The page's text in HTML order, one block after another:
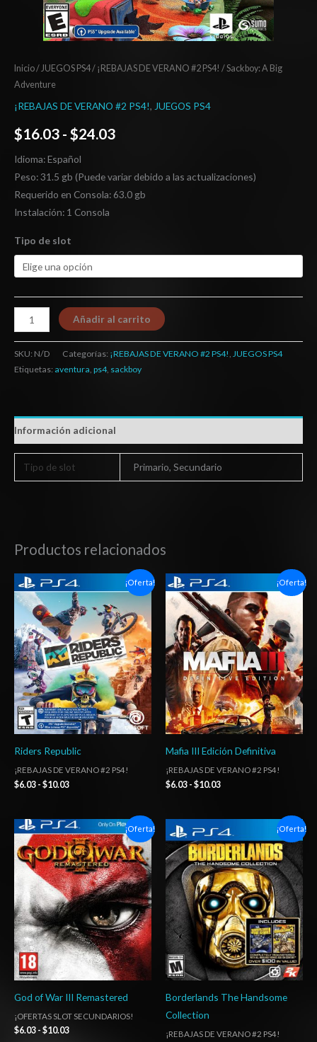
Inicio/ JUEGOS PS4/ ¡REBAJAS DE VERANO #2 PS4! / Sackboy: A Big
Adventure
¡REBAJAS DE VERANO #2 PS4!, JUEGOS PS4
$16.03 - $24.03
Idioma: Español
Peso: 31.5 gb (Puede variar debido a las actualizaciones)
Requerido en Consola: 63.0 gb
Instalación: 1 Consola
Tipo de slot
Añadir al carrito
SKU: N/D Categorías: ¡REBAJAS DE VERANO #2 PS4!, JUEGOS PS4
Etiquetas: aventura, ps4, sackboy
Información adicional
Tipo de slot Primario, Secundario
Productos relacionados
¡Oferta!
Riders Republic
¡REBAJAS DE VERANO #2 PS4!
$6.03 - $10.03
Rango
de
precios:
desde
$6.03
hasta
$10.03
¡Oferta!
Mafia III Edición Definitiva
¡REBAJAS DE VERANO #2 PS4!
$6.03 - $10.03
Rango
de
precios:
desde
$6.03
hasta
$10.03
¡Oferta!
God of War III Remastered
¡OFERTAS SLOT SECUNDARIOS!
$6.03 - $10.03
Rango
de
precios:
desde
$6.03
hasta
$10.03
¡Oferta!
Borderlands The Handsome
Collection
¡REBAJAS DE VERANO #2 PS4!
de
precios:
desde
$6.03
hasta
$10.03